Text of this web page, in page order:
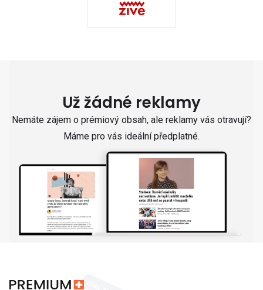
Už žádné reklamy
Nemáte zájem o prémiový obsah, ale reklamy vás otravují?
Máme pro vás ideální předplatné.